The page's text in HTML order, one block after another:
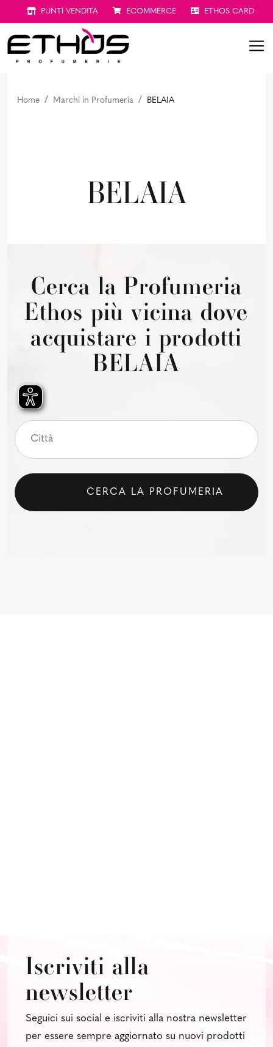
PUNTI VENDITA ECOMMERCE ETHOS CARD
Home Marchi in Profumeria BELAIA
BELAIA
Cerca la Profumeria
Ethos più vicina dove
acquistare i prodotti
BELAIA
CERCA LA PROFUMERIA
Iscriviti alla
newsletter
Seguici sui social e iscriviti alla nostra newsletter
per essere sempre aggiornato su nuovi prodotti